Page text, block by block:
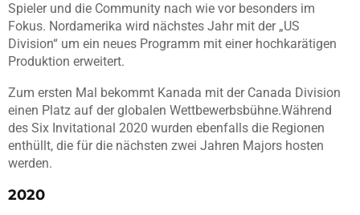
Spieler und die Community nach wie vor besonders im
Fokus. Nordamerika wird nächstes Jahr mit der „US
Division“ um ein neues Programm mit einer hochkarätigen
Produktion erweitert.
Zum ersten Mal bekommt Kanada mit der Canada Division
einen Platz auf der globalen Wettbewerbsbühne.Während
des Six Invitational 2020 wurden ebenfalls die Regionen
enthüllt, die für die nächsten zwei Jahren Majors hosten
werden.
2020